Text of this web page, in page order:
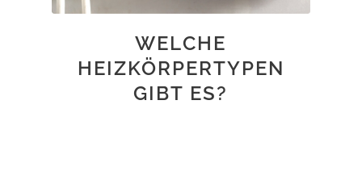
WELCHE
HEIZKÖRPERTYPEN
GIBT ES?